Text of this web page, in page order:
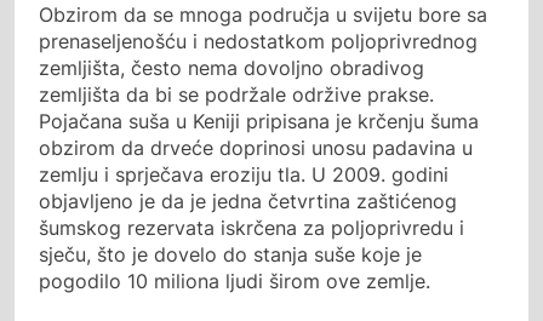
Obzirom da se mnoga područja u svijetu bore sa
prenaseljenošću i nedostatkom poljoprivrednog
zemljišta, često nema dovoljno obradivog
zemljišta da bi se podržale održive prakse.
Pojačana suša u Keniji pripisana je krčenju šuma
obzirom da drveće doprinosi unosu padavina u
zemlju i sprječava eroziju tla. U 2009. godini
objavljeno je da je jedna četvrtina zaštićenog
šumskog rezervata iskrčena za poljoprivredu i
sječu, što je dovelo do stanja suše koje je
pogodilo 10 miliona ljudi širom ove zemlje.